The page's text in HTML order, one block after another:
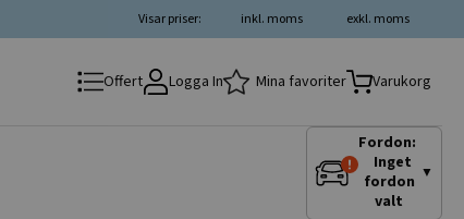
exkl. moms
inkl. moms
Visar priser:
Offert Logga In Mina favoriter Varukorg
Fordon:
Inget
fordon
valt
▼